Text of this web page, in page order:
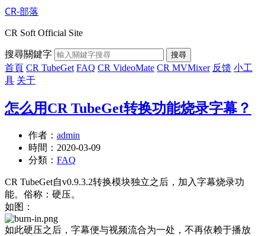
CR-部落
CR Soft Official Site
搜尋關鍵字 搜尋
首頁 CR TubeGet FAQ CR VideoMate CR MVMixer 反馈 小工
具 关于
怎么用CR TubeGet转换功能烧录字幕？
作者： admin
時間： 2020-03-09
分類： FAQ
CR TubeGet自v0.9.3.2转换模块独立之后，加入字幕烧录功
能。俗称：硬压。
如图：
如此硬压之后，字幕便与视频流合为一处，不再依赖于播放